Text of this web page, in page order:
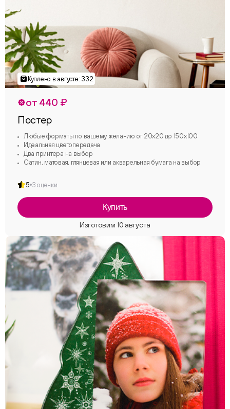
от 440 ₽
Постер
Любые форматы по вашему желанию от 20х20 до 150х100
Идеальная цветопередача
Два принтера на выбор
Сатин, матовая, глянцевая или акварельная бумага на выбор
5 3 оценки
Купить